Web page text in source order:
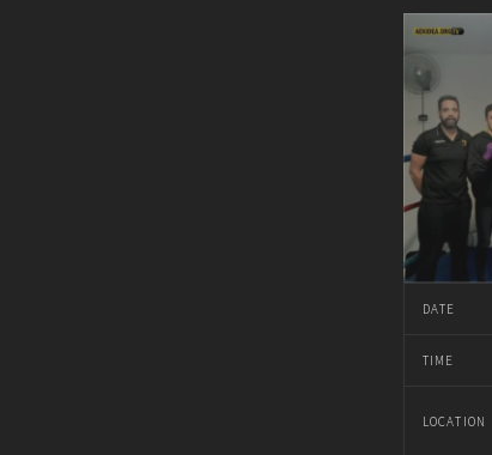
DATE
TIME
LOCATION